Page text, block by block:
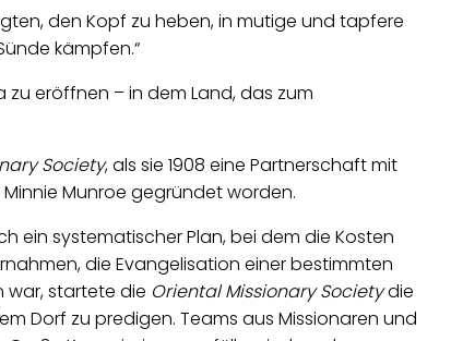
den Kopf zu heben, in mutige und tapfere
kämpfen.“
eröffnen – in dem Land, das zum
Society, als sie 1908 eine Partnerschaft mit
Munroe gegründet worden.
ein systematischer Plan, bei dem die Kosten
die Evangelisation einer bestimmten
war, startete die Oriental Missionary Societydie
Dorf zu predigen. Teams aus Missionaren und